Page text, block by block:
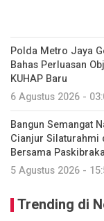
Polda Metro Jaya
Bahas Perluasan
KUHAP Baru
6 Agustus 2026 -
Bangun Semangat
Cianjur Silaturahmi
Bersama
5 Agustus 2026 -
Trending di